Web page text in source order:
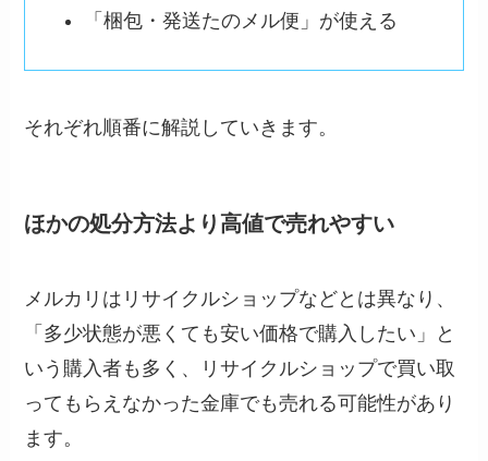
「梱包・発送たのメル便」が使える
それぞれ順番に解説していきます。
ほかの処分方法より高値で売れやすい
メルカリはリサイクルショップなどとは異なり、
「多少状態が悪くても安い価格で購入したい」と
いう購入者も多く、リサイクルショップで買い取
ってもらえなかった金庫でも売れる可能性があり
ます。